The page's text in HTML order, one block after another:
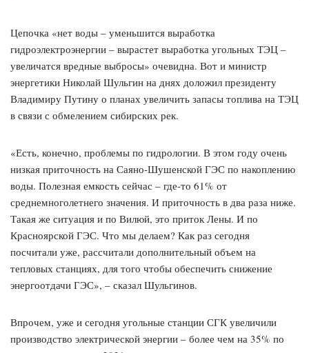
Цепочка «нет воды – уменьшится выработка
гидроэлектроэнергии – вырастет выработка угольных ТЭЦ –
увеличатся вредные выбросы» очевидна. Вот и министр
энергетики Николай Шульгин на днях доложил президенту
Владимиру Путину о планах увеличить запасы топлива на ТЭЦ
в связи с обмелением сибирских рек.
«Есть, конечно, проблемы по гидрологии. В этом году очень
низкая приточность на Саяно-Шушенской ГЭС по накоплению
воды. Полезная емкость сейчас – где-то 61% от
среднемноголетнего значения. И приточность в два раза ниже.
Такая же ситуация и по Вилюй, это приток Лены. И по
Красноярской ГЭС. Что мы делаем? Как раз сегодня
посчитали уже, рассчитали дополнительный объем на
тепловых станциях, для того чтобы обеспечить снижение
энергоотдачи ГЭС», – сказал Шульгинов.
Впрочем, уже и сегодня угольные станции СГК увеличили
производство электрической энергии – более чем на 35% по